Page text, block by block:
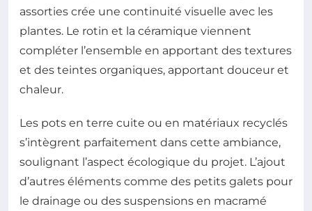
assorties crée une continuité visuelle avec les
plantes. Le rotin et la céramique viennent
compléter l’ensemble en apportant des textures
et des teintes organiques, apportant douceur et
chaleur.
Les pots en terre cuite ou en matériaux recyclés
s’intègrent parfaitement dans cette ambiance,
soulignant l’aspect écologique du projet. L’ajout
d’autres éléments comme des petits galets pour
le drainage ou des suspensions en macramé